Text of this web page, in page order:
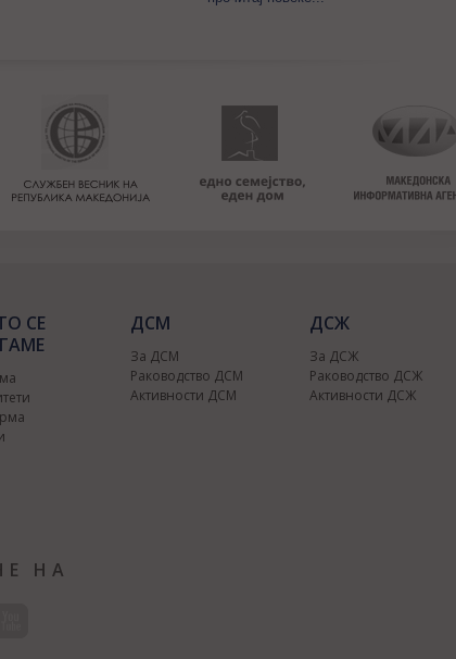
СЕ
ДСМ
За ДСМ
Раководство ДСМ
Активности ДСМ
ДСЖ
За ДСЖ
Раководство ДСЖ
Активности ДСЖ
НА